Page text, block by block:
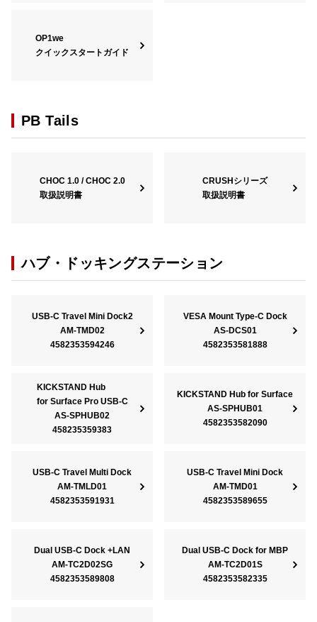
OP1we
クイックスタートガイド
PB Tails
CHOC 1.0 / CHOC 2.0
取扱説明書
CRUSHシリーズ
取扱説明書
ハブ・ドッキングステーション
USB-C Travel Mini Dock2
AM-TMD02
4582353594246
VESA Mount Type-C Dock
AS-DCS01
4582353581888
KICKSTAND Hub
for Surface Pro USB-C
AS-SPHUB02
458235359383
KICKSTAND Hub for Surface
AS-SPHUB01
4582353582090
USB-C Travel Multi Dock
AM-TMLD01
4582353591931
USB-C Travel Mini Dock
AM-TMD01
4582353589655
Dual USB-C Dock +LAN
AM-TC2D02SG
4582353589808
Dual USB-C Dock for MBP
AM-TC2D01S
4582353582335